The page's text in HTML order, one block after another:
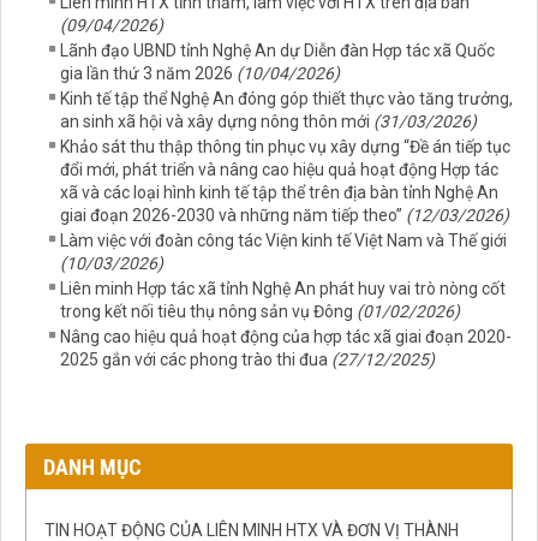
(09/04/2026)
Lãnh đạo UBND tỉnh Nghệ An dự Diễn đàn Hợp tác xã Quốc
gia lần thứ 3 năm 2026 (10/04/2026)
Kinh tế tập thể Nghệ An đóng góp thiết thực vào tăng trưởng,
an sinh xã hội và xây dựng nông thôn mới (31/03/2026)
Khảo sát thu thập thông tin phục vụ xây dựng “Đề án tiếp tục
đổi mới, phát triển và nâng cao hiệu quả hoạt động Hợp tác
xã và các loại hình kinh tế tập thể trên địa bàn tỉnh Nghệ An
giai đoạn 2026-2030 và những năm tiếp theo” (12/03/2026)
Làm việc với đoàn công tác Viện kinh tế Việt Nam và Thế giới
(10/03/2026)
Liên minh Hợp tác xã tỉnh Nghệ An phát huy vai trò nòng cốt
trong kết nối tiêu thụ nông sản vụ Đông (01/02/2026)
Nâng cao hiệu quả hoạt động của hợp tác xã giai đoạn 2020-
2025 gắn với các phong trào thi đua (27/12/2025)
DANH MỤC
TIN HOẠT ĐỘNG CỦA LIÊN MINH HTX VÀ ĐƠN VỊ THÀNH